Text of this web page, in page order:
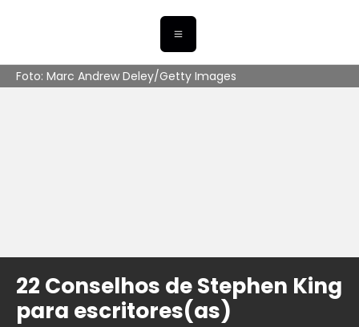
Foto: Marc Andrew Deley/Getty Images
22 Conselhos de Stephen King
para escritores(as)